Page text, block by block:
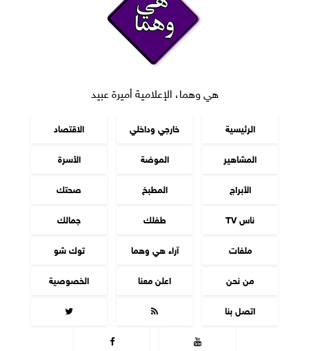
هي وهما، الإعلامية أميرة عبيد
الرئيسية خارجي وداخلي
الاقتصاد
المشاهير
الموضة
الأسرة
الأبراج
المطبخ
صحتك
ناس TV
طفلك
جمالك
ملفات
آراء هي وهما
توك شو
من نحن
اعلن معنا
الخصوصية
اتصل بنا



